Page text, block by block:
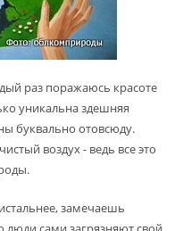
раз поражаюсь красоте
уникальна здешняя
буквально отовсюду.
воздух - ведь все это
замечаешь